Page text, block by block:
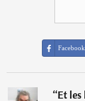
Facebook
“Et les